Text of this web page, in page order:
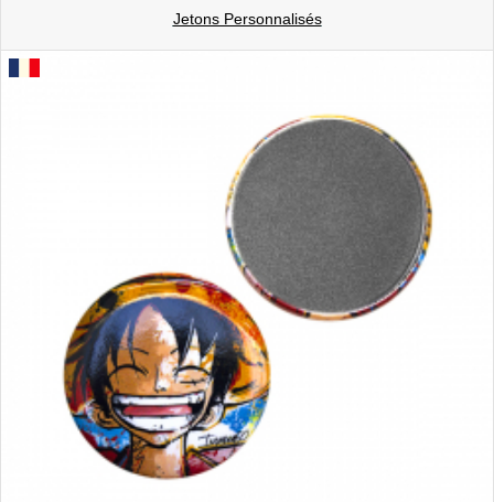
Jetons Personnalisés